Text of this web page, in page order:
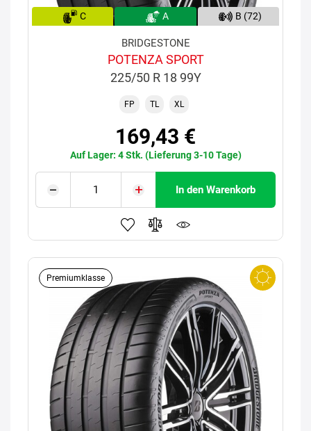
C A B (72)
BRIDGESTONE
POTENZA SPORT
225/50 R 18 99Y
FP TL XL
169,43 €
Auf Lager: 4 Stk. (Lieferung 3-10 Tage)
In den Warenkorb
Premiumklasse